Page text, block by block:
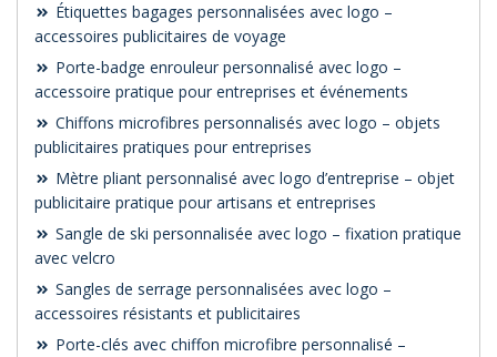
Étiquettes bagages personnalisées avec logo –
accessoires publicitaires de voyage
Porte-badge enrouleur personnalisé avec logo –
accessoire pratique pour entreprises et événements
Chiffons microfibres personnalisés avec logo – objets
publicitaires pratiques pour entreprises
Mètre pliant personnalisé avec logo d’entreprise – objet
publicitaire pratique pour artisans et entreprises
Sangle de ski personnalisée avec logo – fixation pratique
avec velcro
Sangles de serrage personnalisées avec logo –
accessoires résistants et publicitaires
Porte-clés avec chiffon microfibre personnalisé –